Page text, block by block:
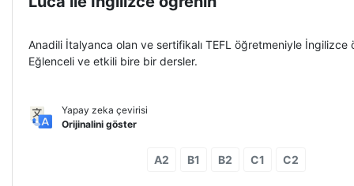
Anadili İtalyanca olan ve sertifikalı TEFL öğretmeniyle İngilizce
Eğlenceli ve etkili bire bir dersler.
Yapay zeka çevirisi
Orijinalini göster
A2 B1 B2 C1 C2